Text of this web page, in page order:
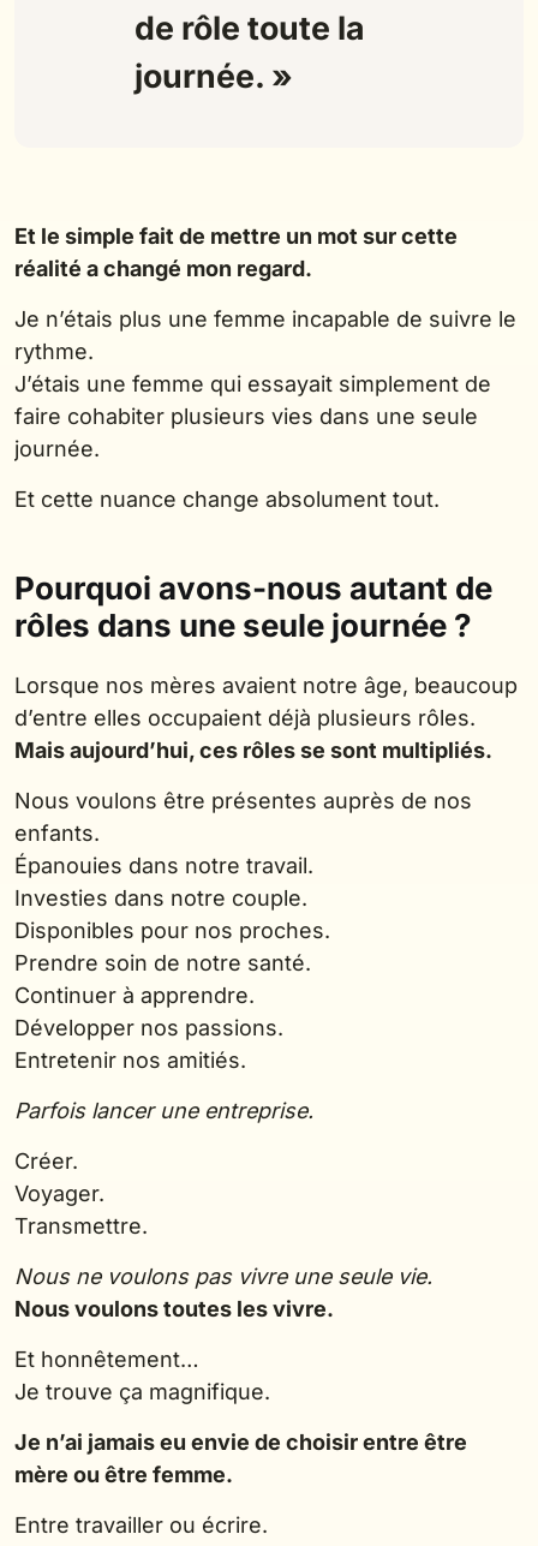
de rôle toute la
journée. »
Et le simple fait de mettre un mot sur cette
réalité a changé mon regard.
Je n’étais plus une femme incapable de suivre le
rythme.
J’étais une femme qui essayait simplement de
faire cohabiter plusieurs vies dans une seule
journée.
Et cette nuance change absolument tout.
Pourquoi avons-nous autant de
rôles dans une seule journée ?
Lorsque nos mères avaient notre âge, beaucoup
d’entre elles occupaient déjà plusieurs rôles.
Mais aujourd’hui, ces rôles se sont multipliés.
Nous voulons être présentes auprès de nos
enfants.
Épanouies dans notre travail.
Investies dans notre couple.
Disponibles pour nos proches.
Prendre soin de notre santé.
Continuer à apprendre.
Développer nos passions.
Entretenir nos amitiés.
Parfois lancer une entreprise.
Créer.
Voyager.
Transmettre.
Nous ne voulons pas vivre une seule vie.
Nous voulons toutes les vivre.
Et honnêtement…
Je trouve ça magnifique.
Je n’ai jamais eu envie de choisir entre être
mère ou être femme.
Entre travailler ou écrire.